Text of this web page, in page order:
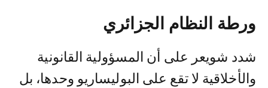
ورطة النظام الجزائري
شدد شويعر على أن المسؤولية القانونية
والأخلاقية لا تقع على البوليساريو وحدها، بل